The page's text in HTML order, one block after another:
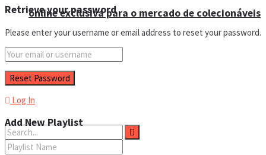
online exclusiva para o mercado de colecionáveis
Retrieve your password
Please enter your username or email address to reset your password.
Log In
Add New Playlist